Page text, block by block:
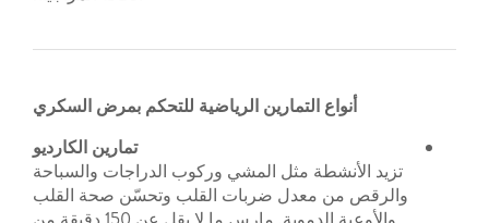
أنواع التمارين الرياضية للتحكم بمرض السكري
تمارين الكارديو
تزيد الأنشطة مثل المشي وركوب الدراجات والسباحة
والرقص من معدل ضربات القلب وتحسّن صحة القلب